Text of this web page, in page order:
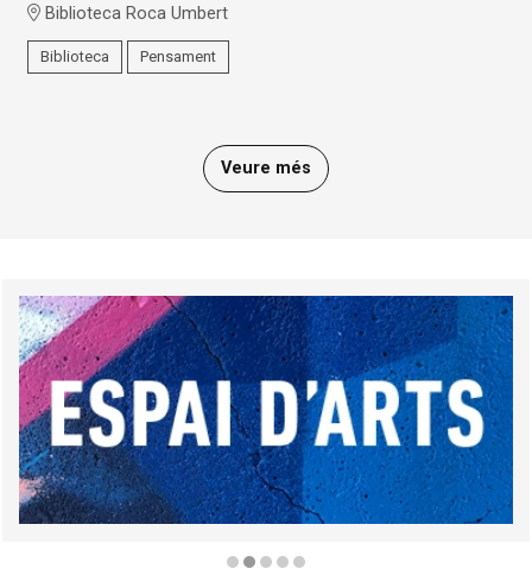
Biblioteca Roca Umbert
Biblioteca Pensament
Veure més